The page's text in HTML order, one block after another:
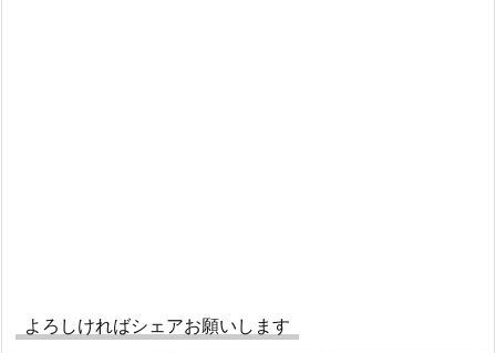
よろしければシェアお願いします